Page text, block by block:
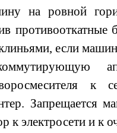
на ровной
если
к
Запрещается
к электросети и к